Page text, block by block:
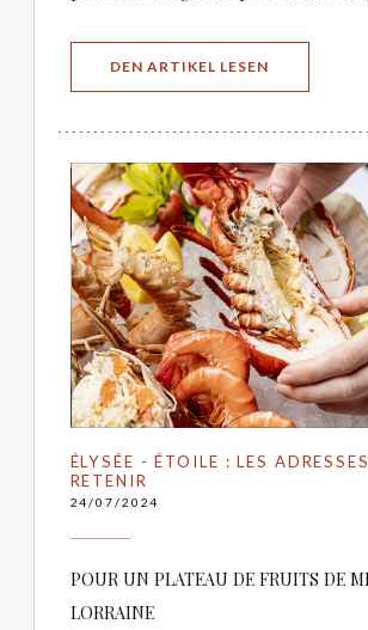
DEN ARTIKEL LESEN
ÉLYSÉE - ÉTOILE : LES
RETENIR
24/07/2024
POUR UN PLATEAU DE FRUITS DE
LORRAINE